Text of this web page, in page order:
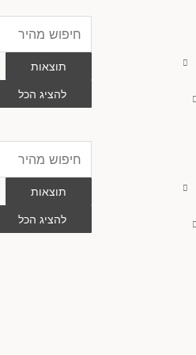
...
תוצאות
להציג הכל
...
תוצאות
להציג הכל